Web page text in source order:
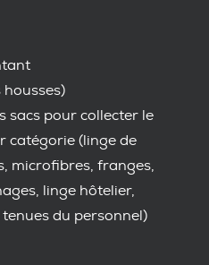
sacs pour collecter le
catégorie (linge de
microfibres, franges,
linge hôtelier,
du personnel)